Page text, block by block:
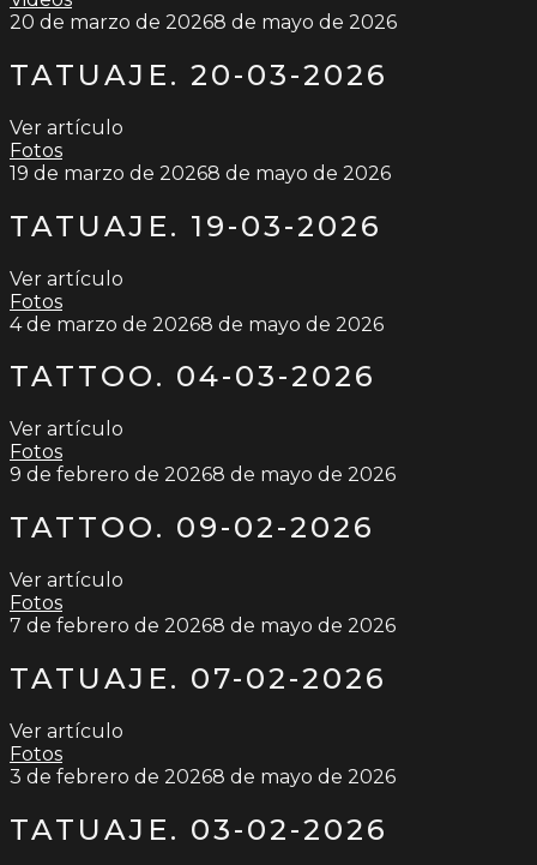
20 de marzo de 20268 de mayo de 2026
TATUAJE. 20-03-2026
Ver artículo
Fotos
19 de marzo de 20268 de mayo de 2026
TATUAJE. 19-03-2026
Ver artículo
Fotos
4 de marzo de 20268 de mayo de 2026
TATTOO. 04-03-2026
Ver artículo
Fotos
9 de febrero de 20268 de mayo de 2026
TATTOO. 09-02-2026
Ver artículo
Fotos
7 de febrero de 20268 de mayo de 2026
TATUAJE. 07-02-2026
Ver artículo
Fotos
3 de febrero de 20268 de mayo de 2026
TATUAJE. 03-02-2026